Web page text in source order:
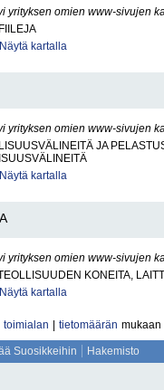
yrityksen omien www-sivujen
Näytä kartalla
yrityksen omien www-sivujen
JA
Näytä kartalla
yrityksen omien www-sivujen
KONEITA,
Näytä kartalla
toimialan tietomäärän mukaan
Suosikkeihin Hakemisto